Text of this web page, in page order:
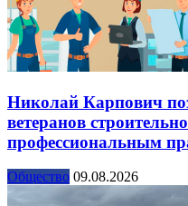
Николай Карпович
ветеранов
профессиональным
Общество 09.08.2026